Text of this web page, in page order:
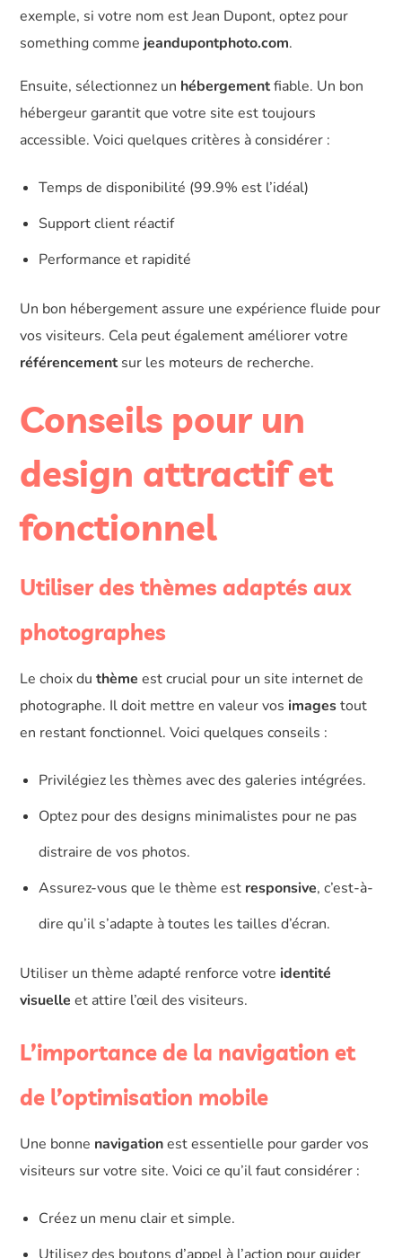
exemple, si votre nom est Jean Dupont, optez pour
something comme jeandupontphoto.com.
Ensuite, sélectionnez un hébergementfiable. Un bon
hébergeur garantit que votre site est toujours
accessible. Voici quelques critères à considérer :
Temps de disponibilité (99.9% est l’idéal)
Support client réactif
Performance et rapidité
Un bon hébergement assure une expérience fluide pour
vos visiteurs. Cela peut également améliorer votre
référencementsur les moteurs de recherche.
Conseils pour un
design attractif et
fonctionnel
Utiliser des thèmes adaptés aux
photographes
Le choix duthème est crucial pour un site internet de
photographe. Il doit mettre en valeur vos imagestout
en restant fonctionnel. Voici quelques conseils :
Privilégiez les thèmes avec des galeries intégrées.
Optez pour des designs minimalistes pour ne pas
distraire de vos photos.
Assurez-vous que le thème est responsive, c’est-à-
dire qu’il s’adapte à toutes les tailles d’écran.
Utiliser un thème adapté renforce votre identité
visuelle et attire l’œil des visiteurs.
L’importance de la navigation et
de l’optimisation mobile
Une bonne navigationest essentielle pour garder vos
visiteurs sur votre site. Voici ce qu’il faut considérer :
Créez un menu clair et simple.